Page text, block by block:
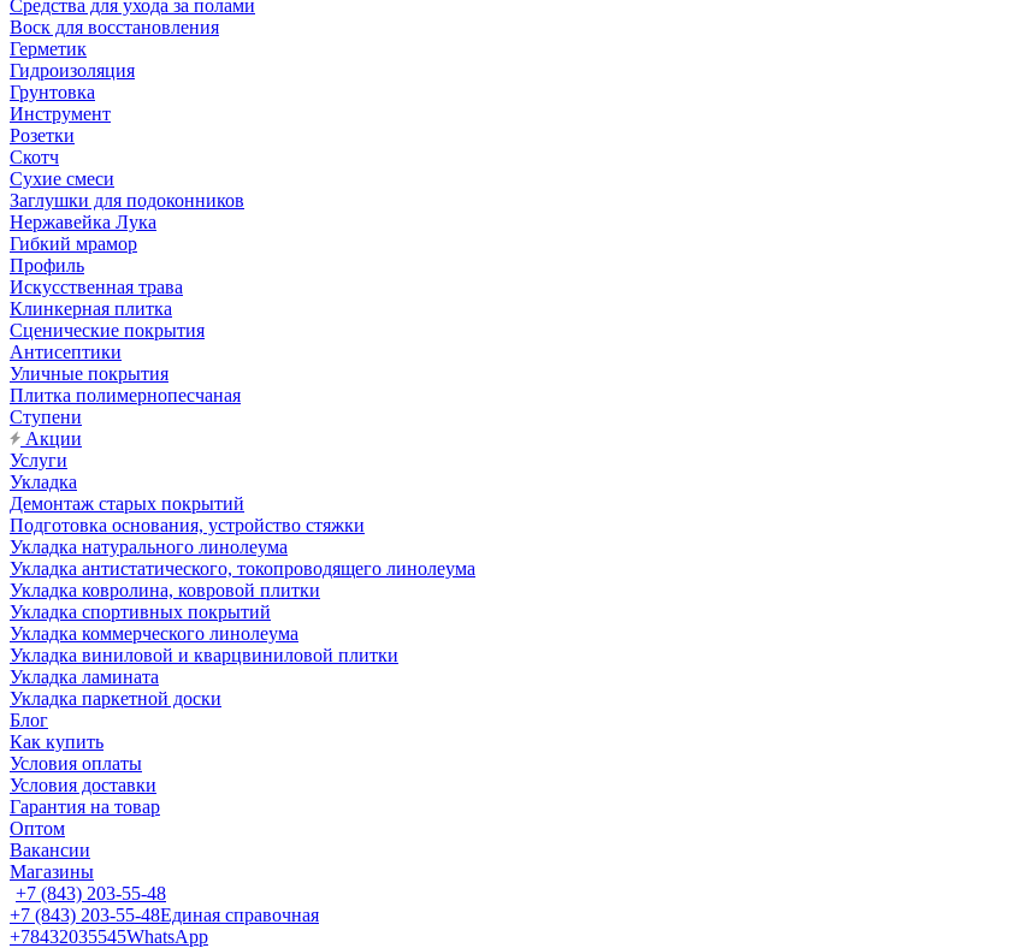
Средства для ухода за полами
Воск для восстановления
Герметик
Гидроизоляция
Грунтовка
Инструмент
Розетки
Скотч
Сухие смеси
Заглушки для подоконников
Нержавейка Лука
Гибкий мрамор
Профиль
Искусственная трава
Клинкерная плитка
Сценические покрытия
Антисептики
Уличные покрытия
Плитка полимернопесчаная
Ступени
Акции
Услуги
Укладка
Демонтаж старых покрытий
Подготовка основания, устройство стяжки
Укладка натурального линолеума
Укладка антистатического, токопроводящего линолеума
Укладка ковролина, ковровой плитки
Укладка спортивных покрытий
Укладка коммерческого линолеума
Укладка виниловой и кварцвиниловой плитки
Укладка ламината
Укладка паркетной доски
Блог
Как купить
Условия оплаты
Условия доставки
Гарантия на товар
Оптом
Вакансии
Магазины
+7 (843) 203-55-48
+7 (843) 203-55-48Единая справочная
+78432035545WhatsApp